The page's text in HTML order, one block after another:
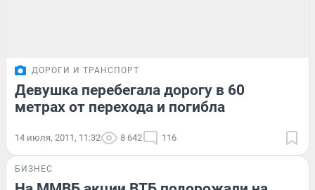
ДОРОГИ И ТРАНСПОРТ
Девушка перебегала дорогу в 60
метрах от перехода и погибла
14 июля, 2011, 11:32 8 642 116
БИЗНЕС